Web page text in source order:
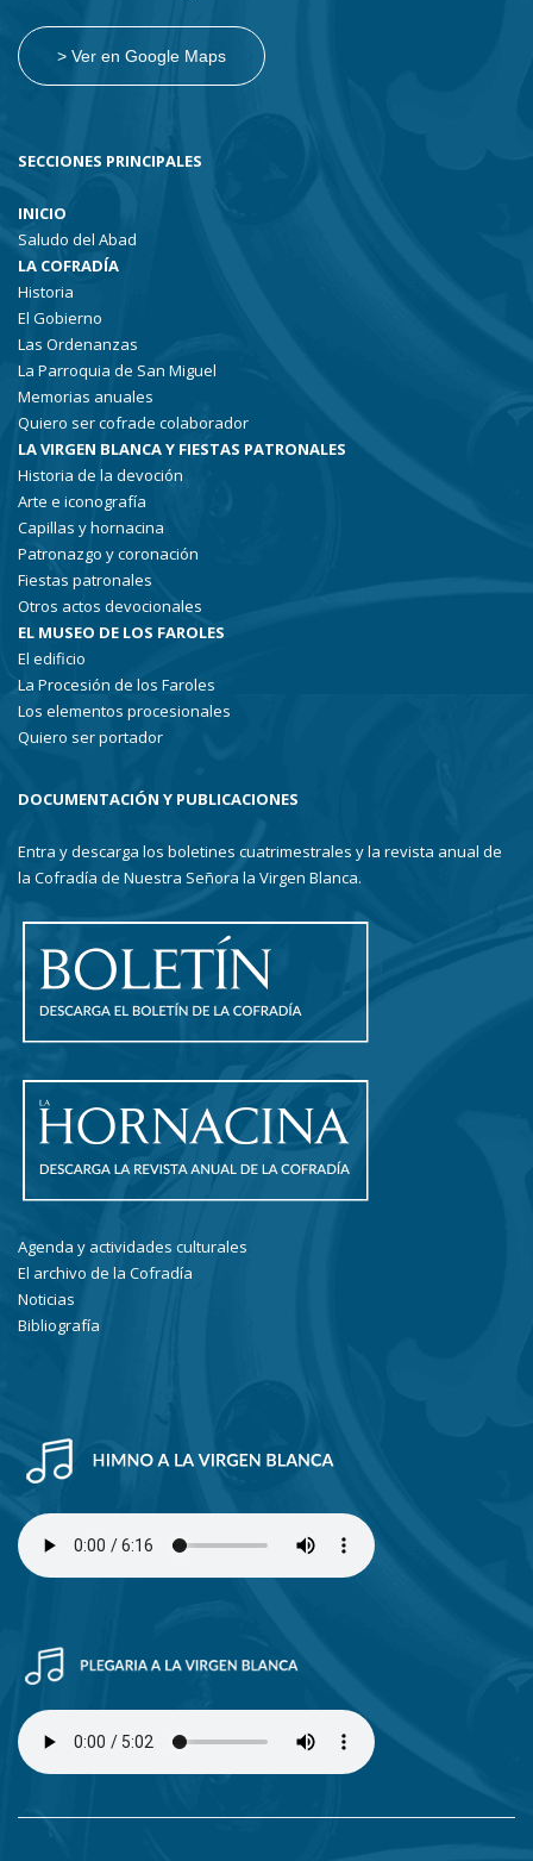
> Ver en Google Maps
SECCIONES PRINCIPALES
INICIO
Saludo del Abad
LA COFRADÍA
Historia
El Gobierno
Las Ordenanzas
La Parroquia de San Miguel
Memorias anuales
Quiero ser cofrade colaborador
LA VIRGEN BLANCA Y FIESTAS PATRONALES
Historia de la devoción
Arte e iconografía
Capillas y hornacina
Patronazgo y coronación
Fiestas patronales
Otros actos devocionales
EL MUSEO DE LOS FAROLES
El edificio
La Procesión de los Faroles
Los elementos procesionales
Quiero ser portador
DOCUMENTACIÓN Y PUBLICACIONES
Entra y descarga los boletines cuatrimestrales y la revista anual de
la Cofradía de Nuestra Señora la Virgen Blanca.
Agenda y actividades culturales
El archivo de la Cofradía
Noticias
Bibliografía